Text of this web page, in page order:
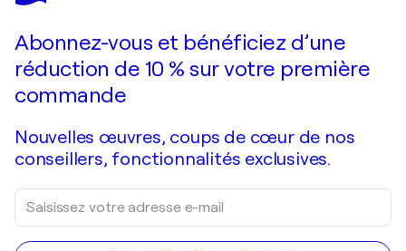
Abonnez-vous et bénéficiez d’une
réduction de 10 % sur votre première
commande
Nouvelles œuvres, coups de cœur de nos
conseillers, fonctionnalités exclusives.